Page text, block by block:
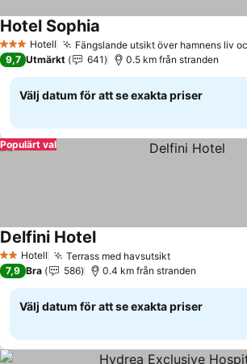
3 StjärnorHotell Fängslande utsikt över hamnens liv
Hotel Sophia
9,7 Utmärkt 641 0.5 km från stranden
Välj datum för att se exakta priser
Populärt val
2 Stjärnor
Hotell Terrass med havsutsiktSe priser
Delfini HotelSe priser
7,9 Bra 586 0.4 km från stranden
Välj datum för att se exakta priser